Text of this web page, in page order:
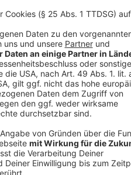
Glühweinpreisen
begeistern. Im Dezember
sein, wenn es auf dem
Anwältin sieht die Stadt das
Sicherheitsrisiko.
für Sicherheit sorgen